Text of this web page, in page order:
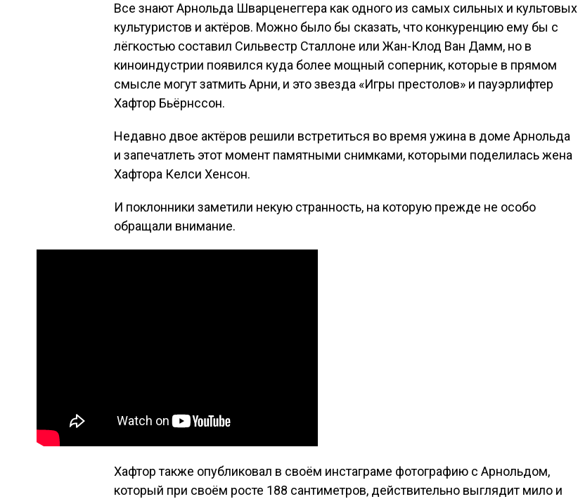
Все знают Арнольда Шварценеггера как одного из самых сильных и культовых
культуристов и актёров. Можно было бы сказать, что конкуренцию ему бы с
лёгкостью составил Сильвестр Сталлоне или Жан-Клод Ван Дамм, но в
киноиндустрии появился куда более мощный соперник, которые в прямом
смысле могут затмить Арни, и это звезда «Игры престолов» и пауэрлифтер
Хафтор Бьёрнссон.
Недавно двое актёров решили встретиться во время ужина в доме Арнольда
и запечатлеть этот момент памятными снимками, которыми поделилась жена
Хафтора Келси Хенсон.
И поклонники заметили некую странность, на которую прежде не особо
обращали внимание.
Хафтор также опубликовал в своём инстаграме фотографию с Арнольдом,
который при своём росте 188 сантиметров, действительно выглядит мило и